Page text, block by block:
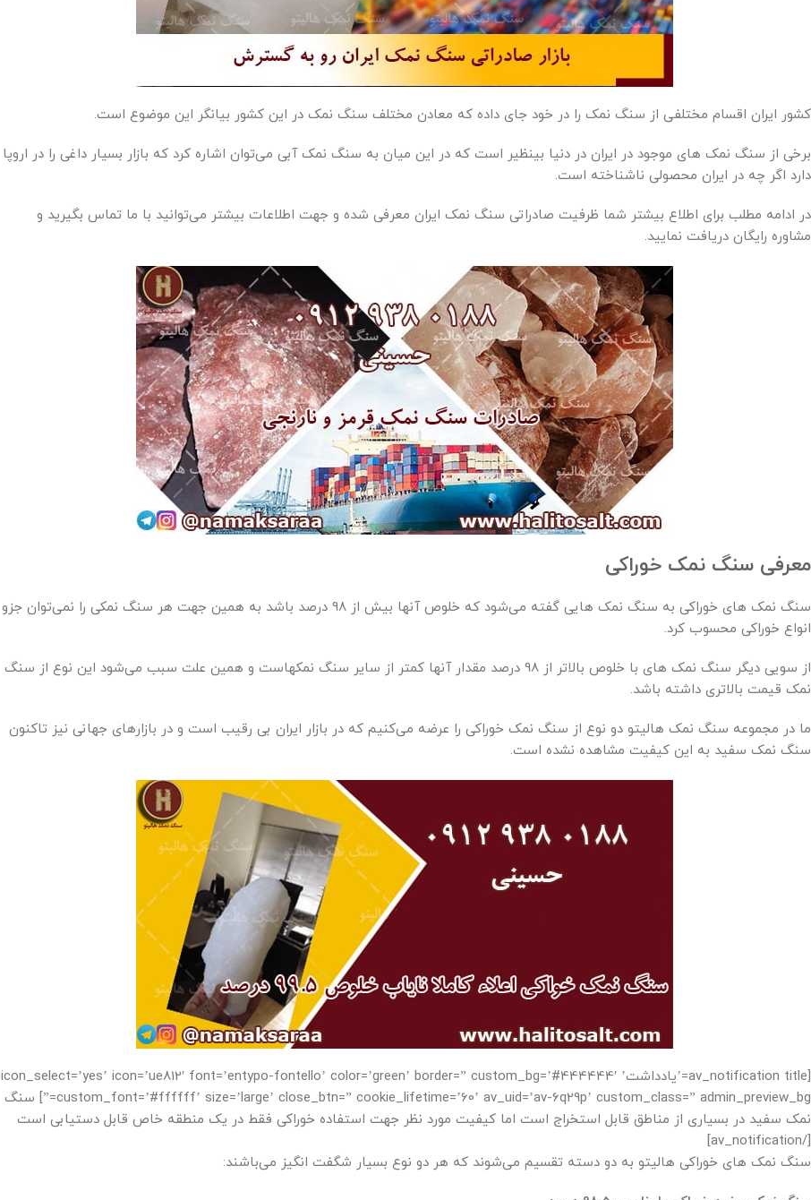
کشور ایران اقسام مختلفی از سنگ نمک را در خود جای داده که معادن مختلف سنگ نمک در این کشور بیانگر این موضوع است.
برخی از سنگ نمک های موجود در ایران در دنیا بینظیر است که در این میان به سنگ نمک آبی می‌توان اشاره کرد که بازار بسیار داغی را در اروپا
دارد اگر چه در ایران محصولی ناشناخته است.
در ادامه مطلب برای اطلاع بیشتر شما ظرفیت صادراتی سنگ نمک ایران معرفی شده و جهت اطلاعات بیشتر می‌توانید با ما تماس بگیرید و
مشاوره رایگان دریافت نمایید.
معرفی سنگ نمک خوراکی
سنگ نمک های خوراکی به سنگ نمک هایی گفته می‌شود که خلوص آنها بیش از 98 درصد باشد به همین جهت هر سنگ نمکی را نمی‌توان جزو
انواع خوراکی محسوب کرد.
از سویی دیگر سنگ نمک های با خلوص بالاتر از 98 درصد مقدار آنها کمتر از سایر سنگ نمکهاست و همین علت سبب می‌شود این نوع از سنگ
نمک قیمت بالاتری داشته باشد.
ما در مجموعه سنگ نمک هالیتو دو نوع از سنگ نمک خوراکی را عرضه می‌کنیم که در بازار ایران بی رقیب است و در بازارهای جهانی نیز تاکنون
سنگ نمک سفید به این کیفیت مشاهده نشده است.
[av_notification title=’یادداشت’ icon_select=’yes’ icon=’ue812′ font=’entypo-fontello’ color=’green’ border=” custom_bg=’#444444′
custom_font=’#ffffff’ size=’large’ close_btn=” cookie_lifetime=’60’ av_uid=’av-6q29p’ custom_class=” admin_preview_bg=”] سنگ
نمک سفید در بسیاری از مناطق قابل استخراج است اما کیفیت مورد نظر جهت استفاده خوراکی فقط در یک منطقه خاص قابل دستیابی است
[/av_notification]
سنگ نمک های خوراکی هالیتو به دو دسته تقسیم می‌شوند که هر دو نوع بسیار شگفت انگیز می‌باشند: